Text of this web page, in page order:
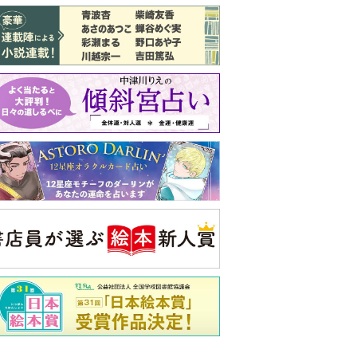
バックナンバー
注目トピ
同僚の心無い言葉に気持ちが折れた
ピアノの月謝、払うべき？
公論新社の本
52ヘルツのクジラたち
詳しくみる
フォメーション